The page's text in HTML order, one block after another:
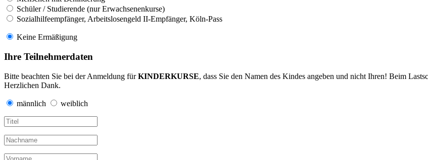
Schüler / Studierende (nur Erwachsenenkurse)
Sozialhilfeempfänger, Arbeitslosengeld II-Empfänger, Köln-Pass
Keine Ermäßigung
Ihre Teilnehmerdaten
Bitte beachten Sie bei der Anmeldung fürKINDERKURSE, dass Sie den Namen des Kindes angeben und nicht Ihren! Beim
Herzlichen Dank.
männlich weiblich